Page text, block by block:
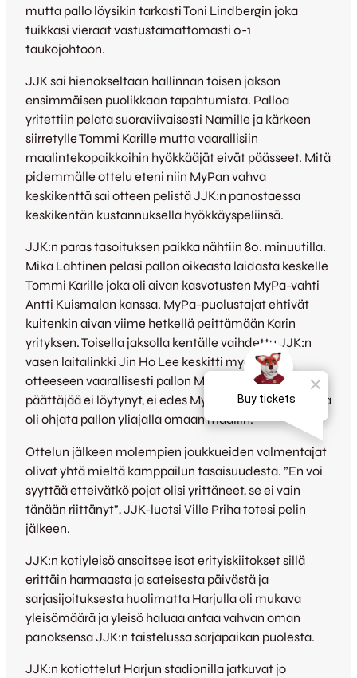
mutta pallo löysikin tarkasti Toni Lindbergin joka
tuikkasi vieraat vastustamattomasti 0-1
taukojohtoon.
JJK sai hienokseltaan hallinnan toisen jakson
ensimmäisen puolikkaan tapahtumista. Palloa
yritettiin pelata suoraviivaisesti Namille ja kärkeen
siirretylle Tommi Karille mutta vaarallisiin
maalintekopaikkoihin hyökkääjät eivät päässeet. Mitä
pidemmälle ottelu eteni niin MyPan vahva
keskikenttä sai otteen pelistä JJK:n panostaessa
keskikentän kustannuksella hyökkäyspeliinsä.
JJK:n paras tasoituksen paikka nähtiin 80. minuutilla.
Mika Lahtinen pelasi pallon oikeasta laidasta keskelle
Tommi Karille joka oli aivan kasvotusten MyPa-vahti
Antti Kuismalan kanssa. MyPa-puolustajat ehtivät
kuitenkin aivan viime hetkellä peittämään Karin
yrityksen. Toisella jaksolla kentälle vaihdettu JJK:n
vasen laitalinkki Jin Ho Lee keskitti myös pariin
otteeseen vaarallisesti pallon MyPa-maalille mutta
päättäjää ei löytynyt, ei edes MyPa-puolustajasta joka
oli ohjata pallon yliajalla omaan maaliin.
Ottelun jälkeen molempien joukkueiden valmentajat
olivat yhtä mieltä kamppailun tasaisuudesta. ”En voi
syyttää etteivätkö pojat olisi yrittäneet, se ei vain
tänään riittänyt”, JJK-luotsi Ville Priha totesi pelin
jälkeen.
JJK:n kotiyleisö ansaitsee isot erityiskiitokset sillä
erittäin harmaasta ja sateisesta päivästä ja
sarjasijoituksesta huolimatta Harjulla oli mukava
yleisömäärä ja yleisö haluaa antaa vahvan oman
panoksensa JJK:n taistelussa sarjapaikan puolesta.
JJK:n kotiottelut Harjun stadionilla jatkuvat jo